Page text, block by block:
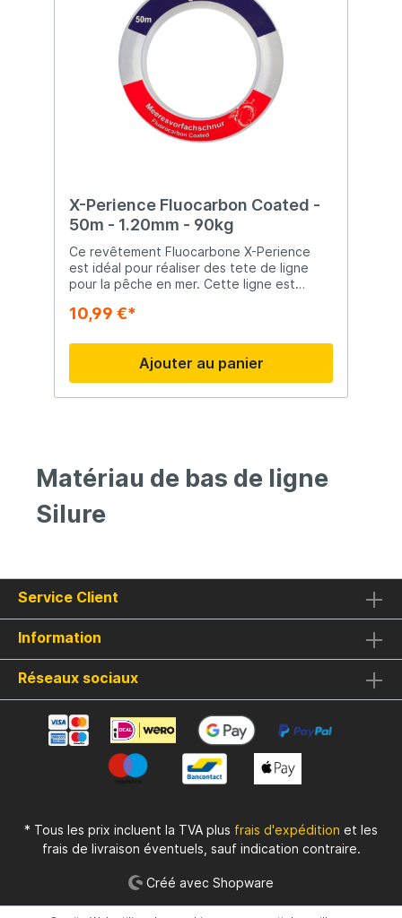
X-Perience Fluocarbon Coated -
50m - 1.20mm - 90kg
Ce revêtement Fluocarbone X-Perience
est idéal pour réaliser des tete de ligne
pour la pêche en mer. Cette ligne est
sous l'eau et extrêmement résistante à
10,99 €*
Ajouter au panier
Matériau de bas de ligne
Silure
Service Client
Information
Réseaux sociaux
* Tous les prix incluent la TVA plus frais d'expédition et les
frais de livraison éventuels, sauf indication contraire.
Créé avec Shopware